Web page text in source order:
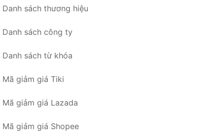
Danh sách thương hiệu
Danh sách công ty
Danh sách từ khóa
Mã giảm giá Tiki
Mã giảm giá Lazada
Mã giảm giá Shopee